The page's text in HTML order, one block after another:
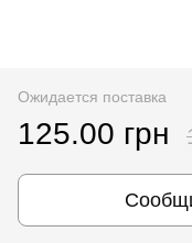
Ожидается поставка
125.00 грн